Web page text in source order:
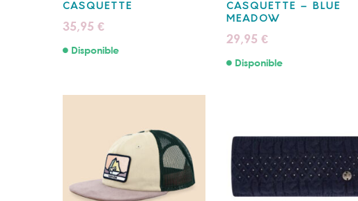
CASQUETTE
35,95 €
Disponible
CASQUETTE – BLUE
MEADOW
29,95 €
Disponible